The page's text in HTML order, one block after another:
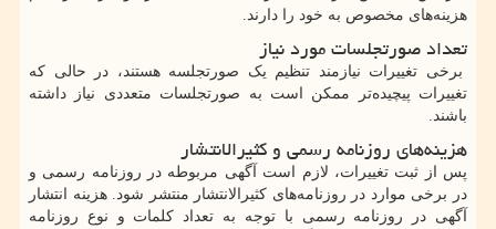
هزینه‌های مخصوص به خود را دارند.​
تعداد صورتجلسات مورد نیاز
برخی تغییرات نیازمند تنظیم یک صورتجلسه هستند، در حالی که
تغییرات پیچیده‌تر ممکن است به صورتجلسات متعددی نیاز داشته
باشند.
هزینه‌های روزنامه رسمی و کثیرالانتشار
پس از ثبت تغییرات، لازم است آگهی مربوطه در روزنامه رسمی و
در برخی موارد در روزنامه‌های کثیرالانتشار منتشر شود. هزینه انتشار
آگهی در روزنامه رسمی با توجه به تعداد کلمات و نوع روزنامه